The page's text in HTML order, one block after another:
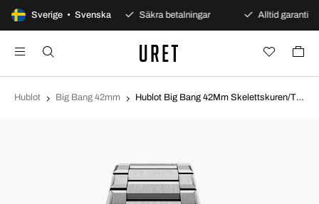
Sverige • Svenska
dagars öppet köp Säkra betalningar Alltid garanti
Hublot Big Bang 42mm Hublot Big Bang 42Mm Skelettskuren/Titan Ø42 mm 451.NX.1170.NX